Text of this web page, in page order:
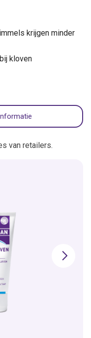
krijgen minder
kloven
van retailers.